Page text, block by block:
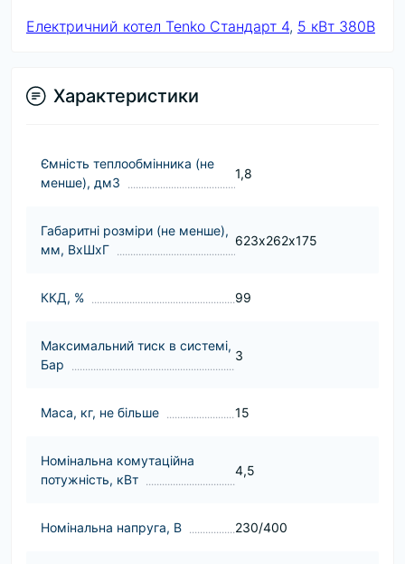
Електричний котел Tenko Стандарт 4, 5 кВт 380В
Характеристики
Ємність теплообмінника (не
менше), дм3
1,8
Габаритні розміри (не менше),
мм, ВхШхГ
623х262х175
ККД, % 99
Максимальний тиск в системі,
Бар
3
Маса, кг, не більше 15
Номінальна комутаційна
потужність, кВт
4,5
Номінальна напруга, В 230/400